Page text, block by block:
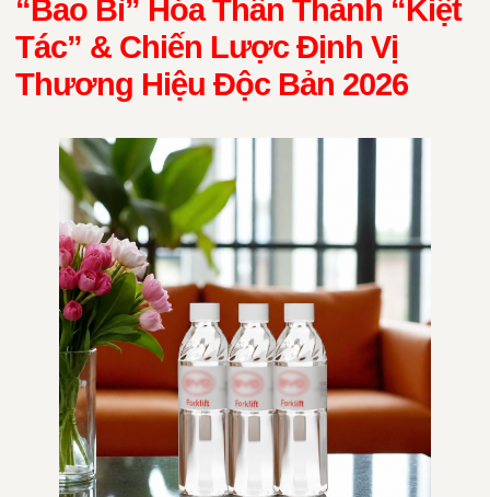
“Bao Bì” Hóa Thân Thành “Kiệt
Tác” & Chiến Lược Định Vị
Thương Hiệu Độc Bản 2026